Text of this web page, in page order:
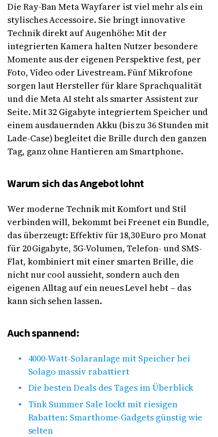
Die Ray-Ban Meta Wayfarer ist viel mehr als ein
stylisches Accessoire. Sie bringt innovative
Technik direkt auf Augenhöhe: Mit der
integrierten Kamera halten Nutzer besondere
Momente aus der eigenen Perspektive fest, per
Foto, Video oder Livestream. Fünf Mikrofone
sorgen laut Hersteller für klare Sprachqualität
und die Meta AI steht als smarter Assistent zur
Seite. Mit 32 Gigabyte integriertem Speicher und
einem ausdauernden Akku (bis zu 36 Stunden mit
Lade-Case) begleitet die Brille durch den ganzen
Tag, ganz ohne Hantieren am Smartphone.
Warum sich das Angebot lohnt
Wer moderne Technik mit Komfort und Stil
verbinden will, bekommt bei Freenet ein Bundle,
das überzeugt: Effektiv für 18,30 Euro pro Monat
für 20 Gigabyte, 5G-Volumen, Telefon- und SMS-
Flat, kombiniert mit einer smarten Brille, die
nicht nur cool aussieht, sondern auch den
eigenen Alltag auf ein neues Level hebt – das
kann sich sehen lassen.
Auch spannend:
4000-Watt-Solaranlage mit Speicher bei
Solago massiv rabattiert
Die besten Deals des Tages im Überblick
Tink Summer Sale lockt mit riesigen
Rabatten: Smarthome-Gadgets günstig wie
selten